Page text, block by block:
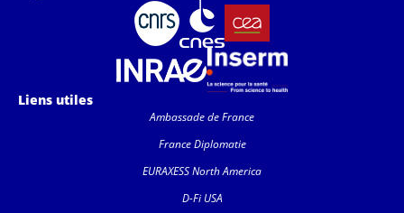
Liens utiles
Ambassade de France
France Diplomatie
EURAXESS North America
D-Fi USA